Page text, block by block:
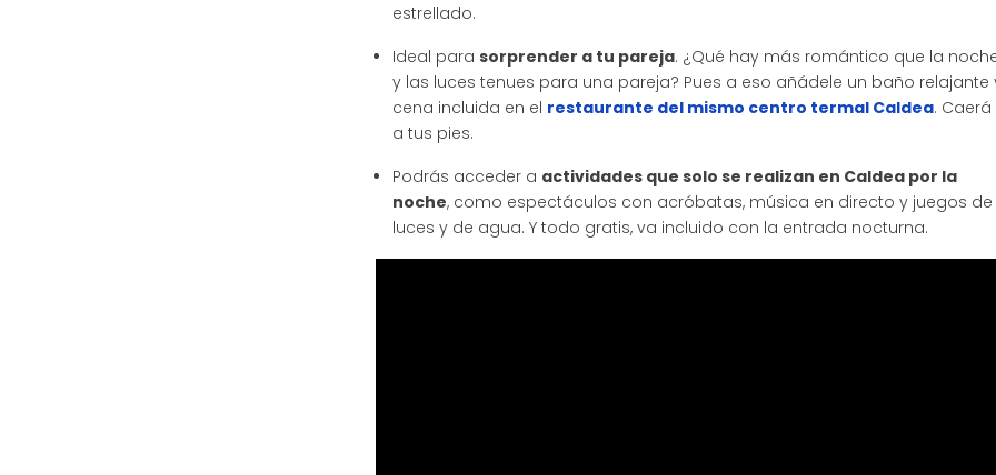
estrellado.
Ideal para sorprender a tu pareja. ¿Qué hay más romántico que la
y las luces tenues para una pareja? Pues a eso añádele un baño relajante
cena incluida en el restaurante del mismo centro termal Caldea. Caerá
a tus pies.
Podrás acceder a actividades que solo se realizan en Caldea por la
noche, como espectáculos con acróbatas, música en directo y juegos de
luces y de agua. Y todo gratis, va incluido con la entrada nocturna.